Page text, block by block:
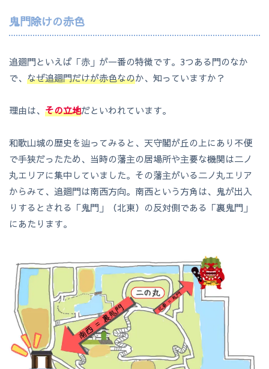
鬼門除けの赤色
追廻門といえば「赤」が一番の特徴です。3つある門のなか
で、 なぜ追廻門だけが赤色なのか、知っていますか？
理由は、 その立地だといわれています。
和歌山城の歴史を辿ってみると、天守閣が丘の上にあり不便
で手狭だったため、当時の藩主の居場所や主要な機関は二ノ
丸エリアに集中していました。その藩主がいる二ノ丸エリア
からみて、追廻門は南西方向。南西という方角は、鬼が出入
りするとされる「鬼門」（北東）の反対側である「裏鬼門」
にあたります。